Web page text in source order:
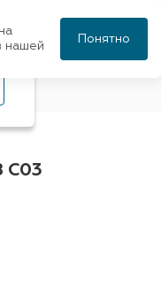
С03
нашей
Понятно